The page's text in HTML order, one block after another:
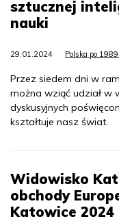
sztucznej
nauki
29.01.2024 Polska po
Przez siedem dni w
można wziąć udział w
dyskusyjnych
kształtuje nasz świat.
Widowisko
obchody
Katowice 2024